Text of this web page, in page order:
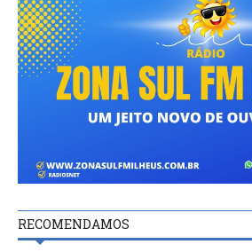
RECOMENDAMOS